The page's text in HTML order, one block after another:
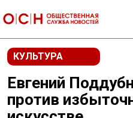
КУЛЬТУРА
Евгений
против